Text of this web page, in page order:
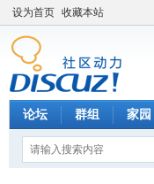
设为首页 收藏本站
论坛 群组 家园